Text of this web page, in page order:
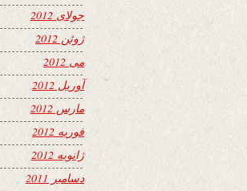
جولای 2012
ژوئن 2012
می 2012
آوریل 2012
مارس 2012
فوریه 2012
ژانویه 2012
دسامبر 2011